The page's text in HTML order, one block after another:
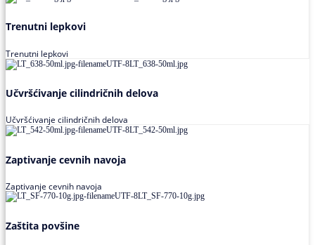
Trenutni lepkovi
Trenutni lepkovi
Učvršćivanje cilindričnih delova
Učvršćivanje cilindričnih delova
Zaptivanje cevnih navoja
Zaptivanje cevnih navoja
Zaštita povšine